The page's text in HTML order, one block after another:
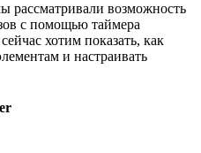
рассматривали возможность
с помощью таймера
хотим показать, как
и настраивать